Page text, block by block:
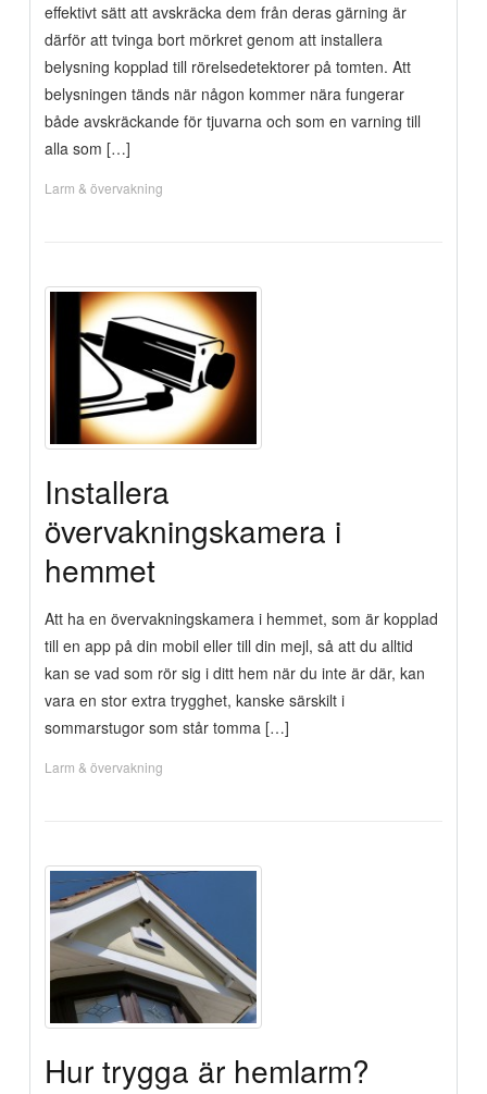
effektivt sätt att avskräcka dem från deras gärning är
därför att tvinga bort mörkret genom att installera
belysning kopplad till rörelsedetektorer på tomten. Att
belysningen tänds när någon kommer nära fungerar
både avskräckande för tjuvarna och som en varning till
alla som […]
Larm & övervakning
Installera
övervakningskamera i
hemmet
Att ha en övervakningskamera i hemmet, som är kopplad
till en app på din mobil eller till din mejl, så att du alltid
kan se vad som rör sig i ditt hem när du inte är där, kan
vara en stor extra trygghet, kanske särskilt i
sommarstugor som står tomma […]
Larm & övervakning
Hur trygga är hemlarm?